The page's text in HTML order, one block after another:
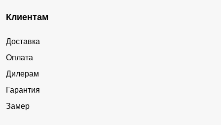
Клиентам
Доставка
Оплата
Дилерам
Гарантия
Замер